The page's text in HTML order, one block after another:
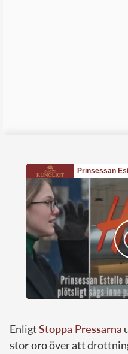
EnligtStoppa Pressarna
stor oroöver att